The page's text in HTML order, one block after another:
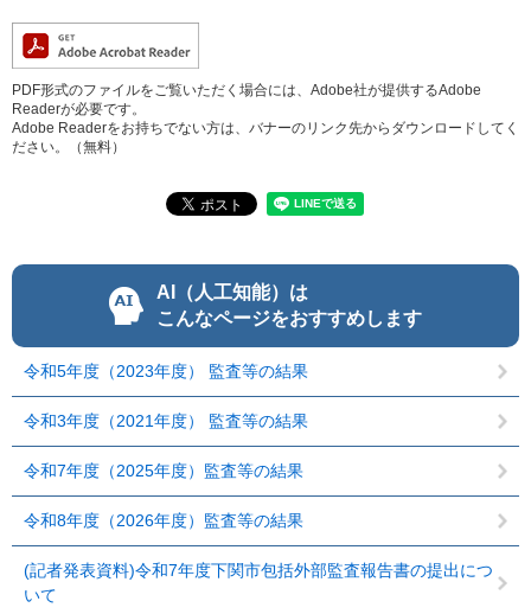
PDF形式のファイルをご覧いただく場合には、Adobe社が提供するAdobe
Readerが必要です。
Adobe Readerをお持ちでない方は、バナーのリンク先からダウンロードしてく
ださい。（無料）
AI（人工知能）は
こんなページをおすすめします
令和5年度（2023年度） 監査等の結果
令和3年度（2021年度） 監査等の結果
令和7年度（2025年度）監査等の結果
令和8年度（2026年度）監査等の結果
(記者発表資料)令和7年度下関市包括外部監査報告書の提出につ
いて